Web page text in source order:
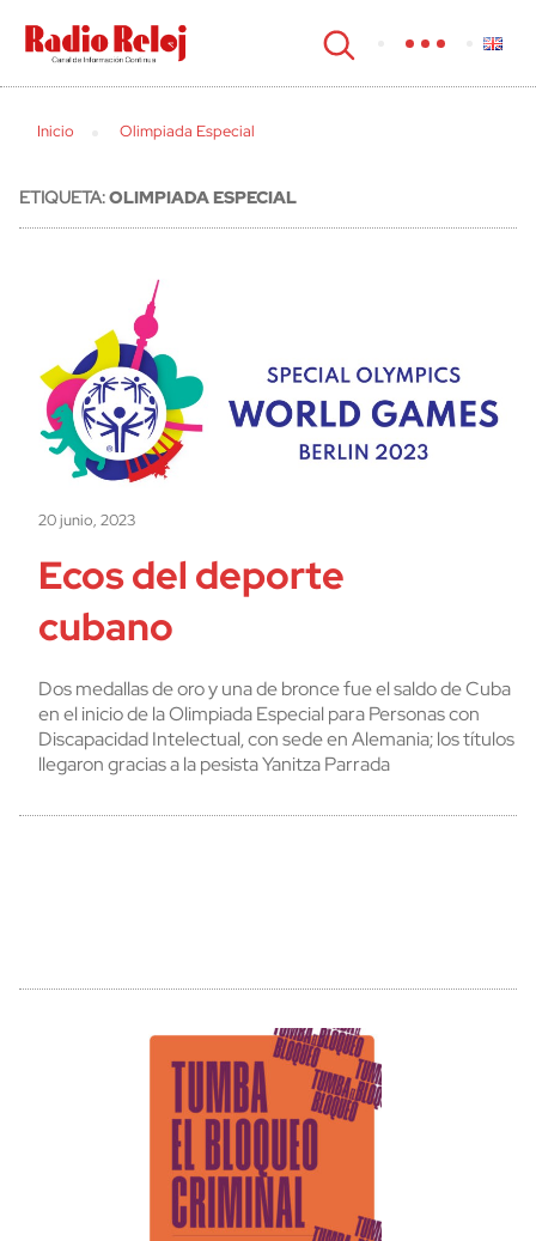
cerrar
Inicio Olimpiada Especial
ETIQUETA:OLIMPIADA ESPECIAL
20 junio, 2023
Ecos del deporte
cubano
Dos medallas de oro y una de bronce fue el saldo de Cuba
en el inicio de la Olimpiada Especial para Personas con
Discapacidad Intelectual, con sede en Alemania; los títulos
llegaron gracias a la pesista Yanitza Parrada